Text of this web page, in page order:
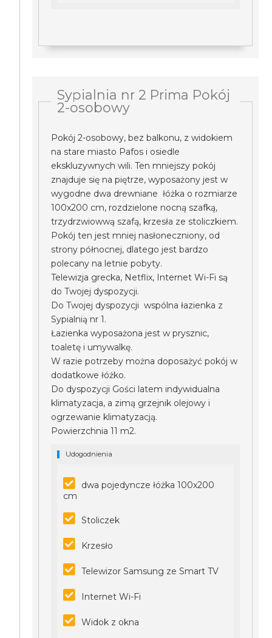
Sypialnia nr 2 Prima Pokój
2-osobowy
Pokój 2-osobowy, bez balkonu, z widokiem
na stare miasto Pafos i osiedle
ekskluzywnych wili. Ten mniejszy pokój
znajduje się na piętrze, wyposażony jest w
wygodne dwa drewniane łóżka o rozmiarze
100x200 cm, rozdzielone nocną szafką,
trzydrzwiowwą szafą, krzesła ze stoliczkiem.
Pokój ten jest mniej nasłoneczniony, od
strony północnej, dlatego jest bardzo
polecany na letnie pobyty.
Telewizja grecka, Netflix, Internet Wi-Fi są
do Twojej dyspozycji.
Do Twojej dyspozycji wspólna łazienka z
Sypialnią nr 1.
Łazienka wyposażona jest w prysznic,
toaletę i umywalkę.
W razie potrzeby można doposażyć pokój w
dodatkowe łóżko.
Do dyspozycji Gości latem indywidualna
klimatyzacja, a zimą grzejnik olejowy i
ogrzewanie klimatyzacją.
Powierzchnia 11 m2.
Udogodnienia
dwa pojedyncze łóżka 100x200
cm
Stoliczek
Krzesło
Telewizor Samsung ze Smart TV
Internet Wi-Fi
Widok z okna